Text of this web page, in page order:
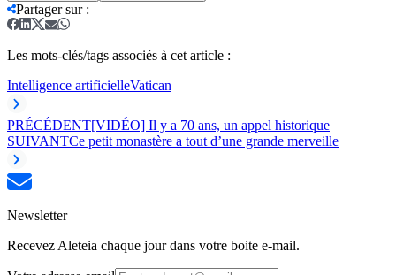
Partager sur:
Les mots-clés/tags associés à cet article :
Intelligence artificielleVatican
PRÉCÉDENT[VIDÉO] Il y a 70 ans, un appel historique
SUIVANTCe petit monastère a tout d’une grande merveille
Newsletter
Recevez Aleteia chaque jour dans votre boite e-mail.